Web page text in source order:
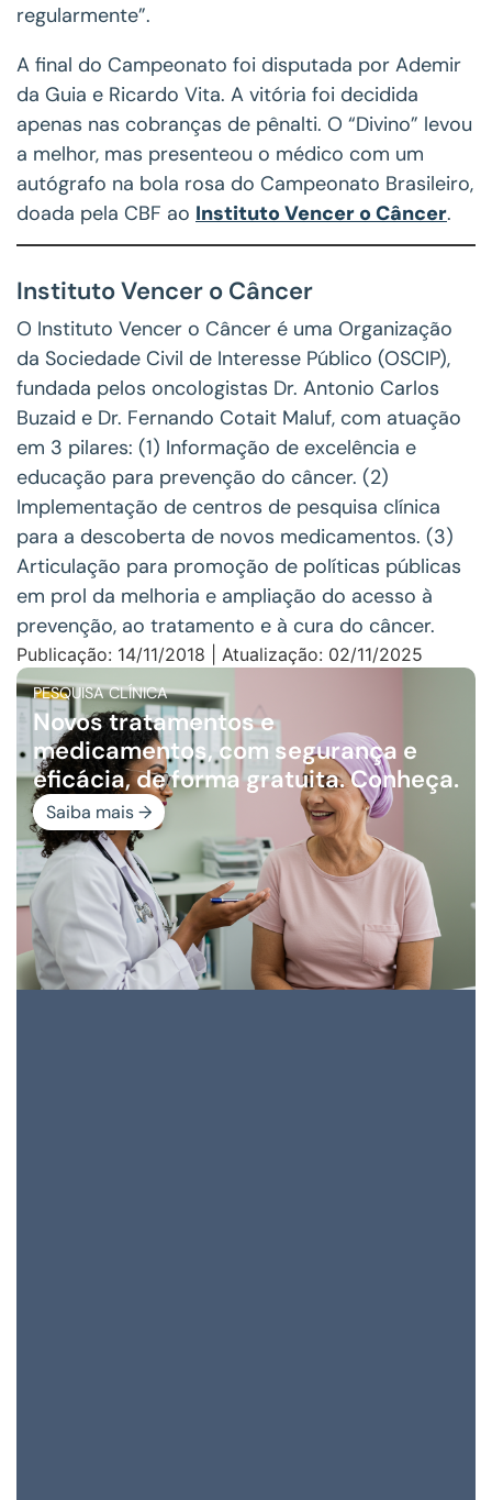
regularmente”.
A final do Campeonato foi disputada por Ademir
da Guia e Ricardo Vita. A vitória foi decidida
apenas nas cobranças de pênalti. O “Divino” levou
a melhor, mas presenteou o médico com um
autógrafo na bola rosa do Campeonato Brasileiro,
doada pela CBF ao Instituto Vencer o Câncer.
Instituto Vencer o Câncer
O Instituto Vencer o Câncer é uma Organização
da Sociedade Civil de Interesse Público (OSCIP),
fundada pelos oncologistas Dr. Antonio Carlos
Buzaid e Dr. Fernando Cotait Maluf, com atuação
em 3 pilares: (1) Informação de excelência e
educação para prevenção do câncer. (2)
Implementação de centros de pesquisa clínica
para a descoberta de novos medicamentos. (3)
Articulação para promoção de políticas públicas
em prol da melhoria e ampliação do acesso à
prevenção, ao tratamento e à cura do câncer.
Publicação: 14/11/2018 | Atualização: 02/11/2025
PESQUISA CLÍNICA
Novos tratamentos e
medicamentos, com segurança e
eficácia, de forma gratuita. Conheça.
Saiba mais →